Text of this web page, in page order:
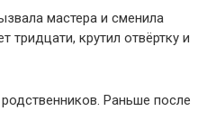
мастера и сменила
тридцати, крутил отвёртку и
Раньше после